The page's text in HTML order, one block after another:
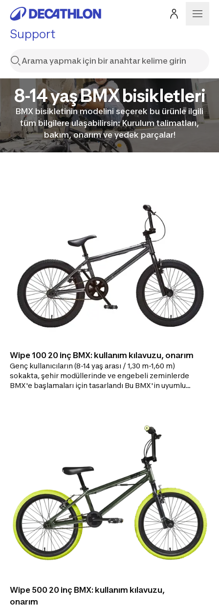
Support
8-14 yaş BMX bisikletleri
BMX bisikletinin modelini seçerek bu ürünle ilgili
tüm bilgilere ulaşabilirsin: Kurulum talimatları,
bakım, onarım ve yedek parçalar!
Wipe 100 20 inç BMX: kullanım kılavuzu, onarım
Genç kullanıcıların (8-14 yaş arası / 1,30 m-1,60 m)
sokakta, şehir modüllerinde ve engebeli zeminlerde
BMX'e başlamaları için tasarlandı Bu BMX'in uyumlu
Wipe 500 20 inç BMX: kullanım kılavuzu,
onarım